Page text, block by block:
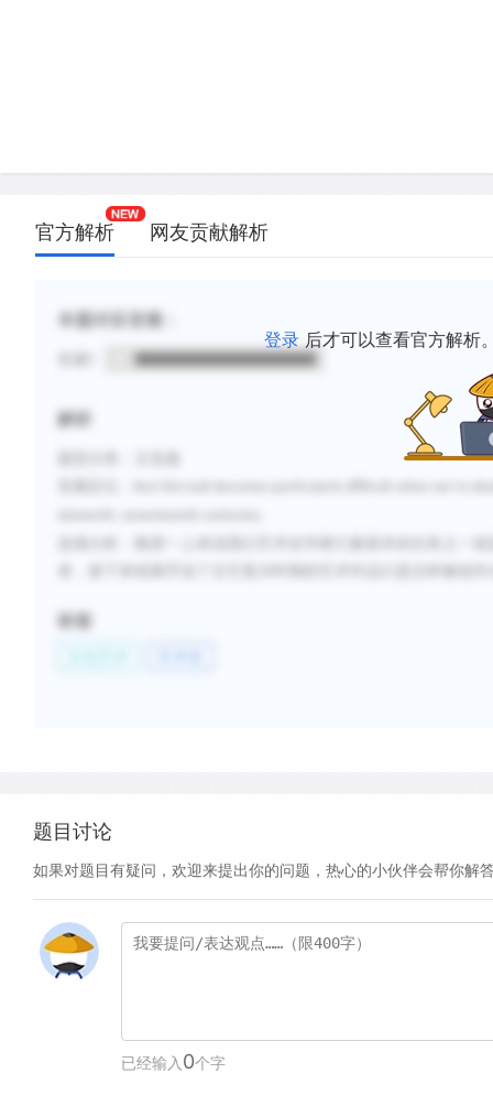
官方解析 网友贡献解析
登录 后才可以查看官方解析
本题对应音频：
解析
标签
题目讨论
如果对题目有疑问，欢迎来提出你的问题，热心的小伙伴会帮你解
已经输入 0个字